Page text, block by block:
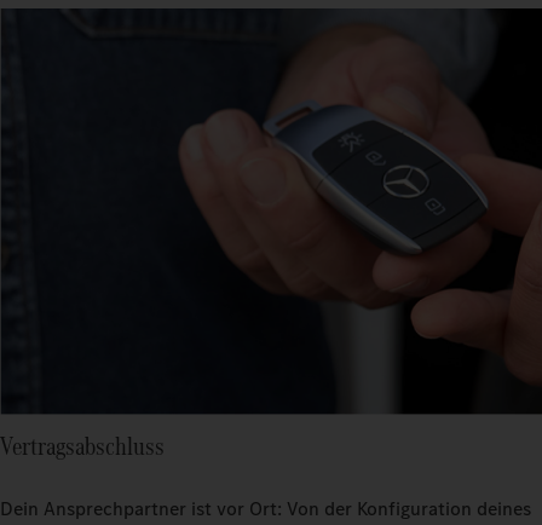
Vertragsabschluss
Dein Ansprechpartner ist vor Ort: Von der Konfiguration deines